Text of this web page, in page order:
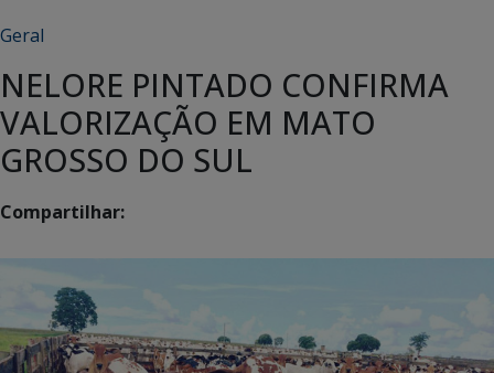
Geral
NELORE PINTADO CONFIRMA
VALORIZAÇÃO EM MATO
GROSSO DO SUL
Compartilhar: